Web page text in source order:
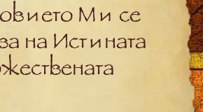
Ми се
на Истината